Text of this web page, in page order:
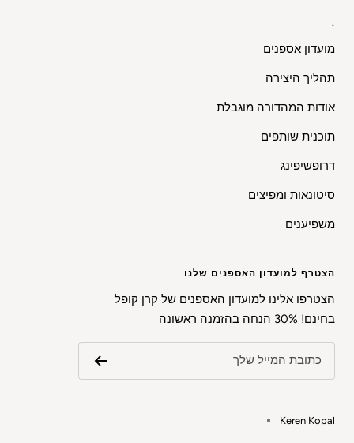
.
מועדון אספנים
תהליך היצירה
אודות המהדורה מוגבלת
תוכנית שותפים
דרופשיפינג
סיטונאות ומפיצים
משפיענים
הצטרף למועדון האספנים שלנו
הצטרפו אלינו למועדון האספנים של קרן קופל
בחינם! 30% הנחה בהזמנה ראשונה
כתובת המייל שלך
Keren Kopal